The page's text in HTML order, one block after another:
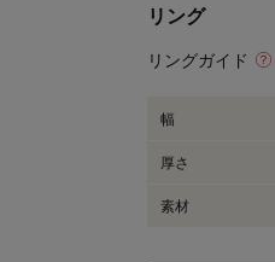
リング
リングガイド
幅
厚さ
素材